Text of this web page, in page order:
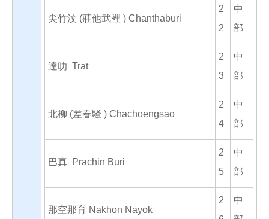
尖竹汶 (莊他武裡 ) Chanthaburi
2
2
中
部
達叻 Trat
2
3
中
部
北柳 (差春騷 ) Chachoengsao
2
4
中
部
巴真 Prachin Buri
2
5
中
部
那空那育 Nakhon Nayok
2
中